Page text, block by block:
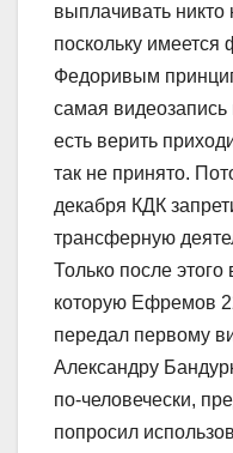
выплачивать никто
поскольку имеется
Федоривым
самая
есть верить
так не принято.
декабря КДК
трансферную
Только после
которую Ефремов
передал первому
Александру
по-человечески,
попросил